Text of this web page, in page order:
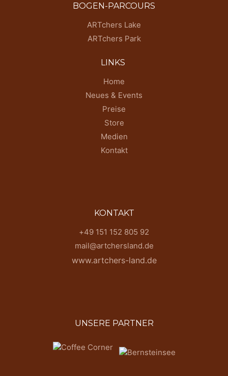
BOGEN-PARCOURS
ARTchers Lake
ARTchers Park
LINKS
Home
Neues & Events
Preise
Store
Medien
Kontakt
KONTAKT
+49 151 152 805 92
mail@artchersland.de
www.artchers-land.de
UNSERE PARTNER